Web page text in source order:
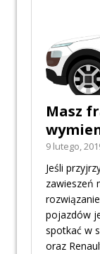
Masz
9 lutego,
Jeśli
zawieszeń
pojazdów
spotkać w
oraz